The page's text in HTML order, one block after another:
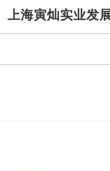
Skip
to
content
上海寅灿实业发